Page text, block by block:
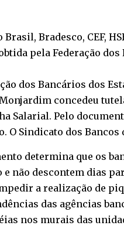
Brasil, Bradesco, CEF,
pela Federação dos
dos Bancários dos
concedeu
Salarial. Pelo
O Sindicato dos Bancos
determina que os
e não descontem dias
a realização de
das agências
nos murais das